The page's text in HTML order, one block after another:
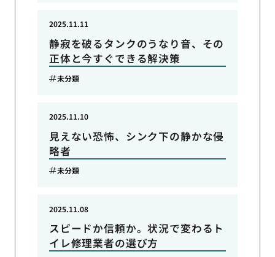
静寂を破るタンクのうなり音、その
正体と今すぐできる解決策
2025.11.11
未分類
見えない恐怖、シンク下の静かな侵
略者
2025.11.10
未分類
スピードか信頼か。状況で変わるト
イレ修理業者の選び方
2025.11.08